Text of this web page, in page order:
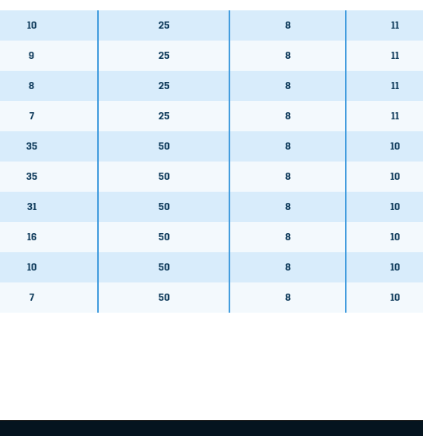
10 25 8 11
9 25 8 11
8 25 8 11
7 25 8 11
35 50 8 10
35 50 8 10
31 50 8 10
16 50 8 10
10 50 8 10
7 50 8 10